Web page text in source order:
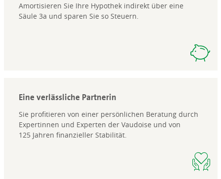
Amortisieren Sie Ihre Hypothek indirekt über eine
Säule 3a und sparen Sie so Steuern.
Eine verlässliche Partnerin
Sie profitieren von einer persönlichen Beratung durch
Expertinnen und Experten der Vaudoise und von
125 Jahren finanzieller Stabilität.